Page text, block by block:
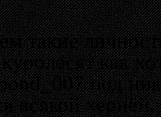
такие
как
под
всякой